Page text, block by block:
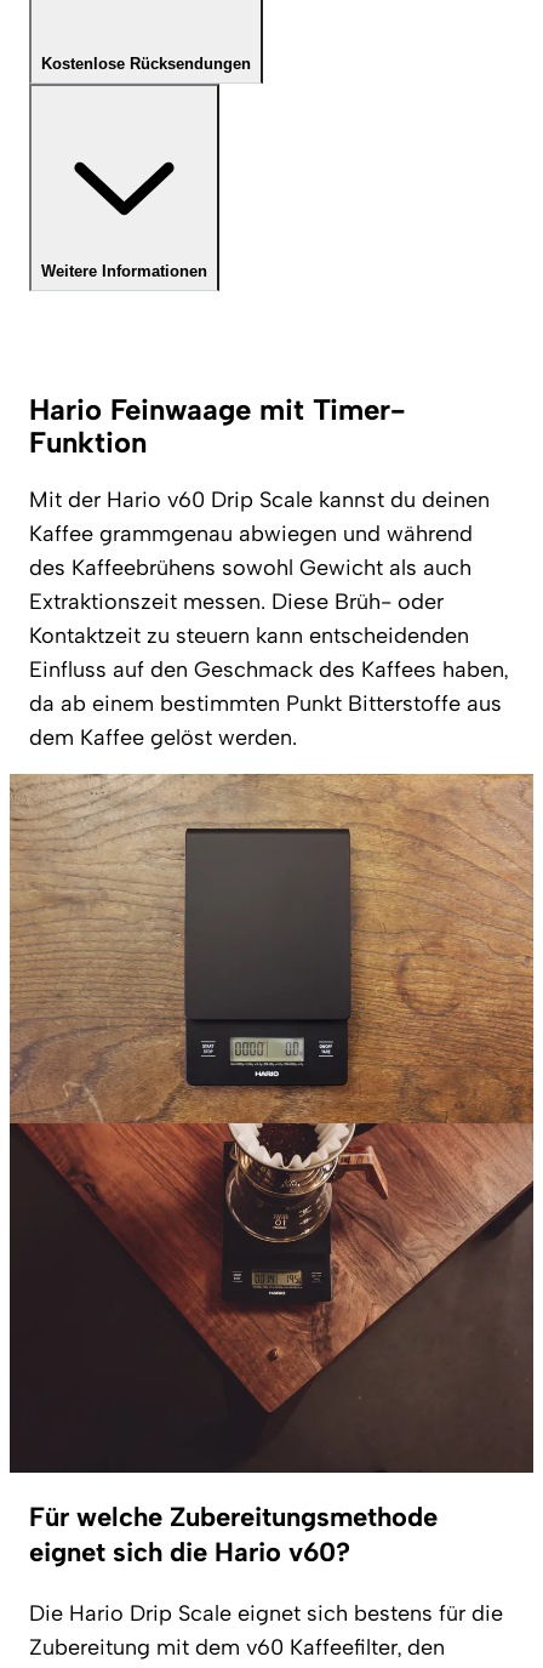
Kostenlose Rücksendungen
Weitere Informationen
Hario Feinwaage mit Timer-
Funktion
Mit der Hario v60 Drip Scale kannst du deinen
Kaffee grammgenau abwiegen und während
des Kaffeebrühens sowohl Gewicht als auch
Extraktionszeit messen. Diese Brüh- oder
Kontaktzeit zu steuern kann entscheidenden
Einfluss auf den Geschmack des Kaffees haben,
da ab einem bestimmten Punkt Bitterstoffe aus
dem Kaffee gelöst werden.
Für welche Zubereitungsmethode
eignet sich die Hario v60?
Die Hario Drip Scale eignet sich bestens für die
Zubereitung mit dem v60 Kaffeefilter, den